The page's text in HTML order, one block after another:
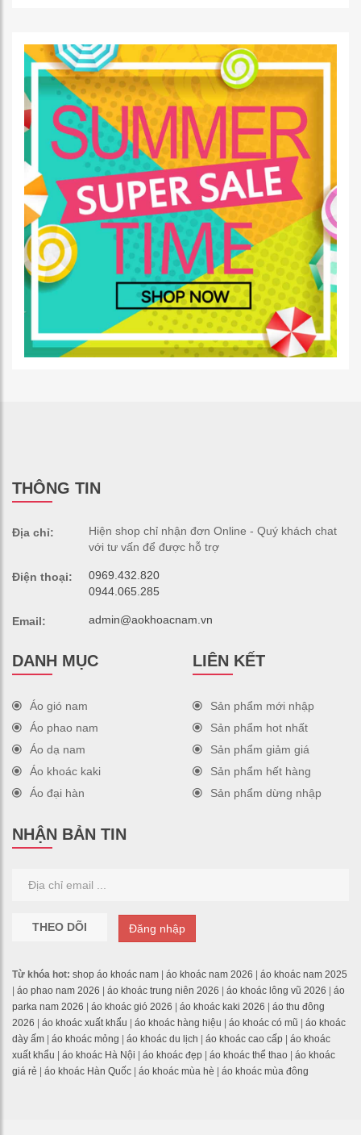
THÔNG TIN
Địa chỉ:
Hiện shop chỉ nhận đơn Online - Quý khách chat
với tư vấn để được hỗ trợ
Điện thoại:
0969.432.820
0944.065.285
Email: admin@aokhoacnam.vn
DANH MỤC
Áo gió nam
Áo phao nam
Áo dạ nam
Áo khoác kaki
Áo đại hàn
LIÊN KẾT
Sản phẩm mới nhập
Sản phẩm hot nhất
Sản phẩm giảm giá
Sản phẩm hết hàng
Sản phẩm dừng nhập
NHẬN BẢN TIN
THEO DÕI Đăng nhập
Từ khóa hot: shop áo khoác nam | áo khoác nam 2026 | áo khoác nam 2025
| áo phao nam 2026 | áo khoác trung niên 2026 | áo khoác lông vũ 2026 | áo
parka nam 2026 | áo khoác gió 2026 | áo khoác kaki 2026 | áo thu đông
2026 | áo khoác xuất khẩu | áo khoác hàng hiệu | áo khoác có mũ | áo khoác
dày ấm | áo khoác mỏng | áo khoác du lịch | áo khoác cao cấp | áo khoác
xuất khẩu | áo khoác Hà Nội | áo khoác đẹp | áo khoác thể thao | áo khoác
giá rẻ | áo khoác Hàn Quốc | áo khoác mùa hè | áo khoác mùa đông